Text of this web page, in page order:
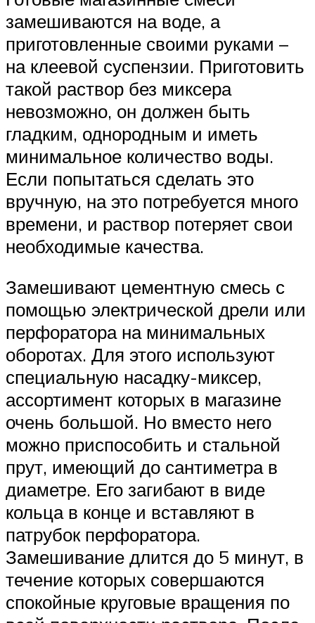
замешиваются на воде, а
приготовленные своими руками –
на клеевой суспензии. Приготовить
такой раствор без миксера
невозможно, он должен быть
гладким, однородным и иметь
минимальное количество воды.
Если попытаться сделать это
вручную, на это потребуется много
времени, и раствор потеряет свои
необходимые качества.
Замешивают цементную смесь с
помощью электрической дрели или
перфоратора на минимальных
оборотах. Для этого используют
специальную насадку-миксер,
ассортимент которых в магазине
очень большой. Но вместо него
можно приспособить и стальной
прут, имеющий до сантиметра в
диаметре. Его загибают в виде
кольца в конце и вставляют в
патрубок перфоратора.
Замешивание длится до 5 минут, в
течение которых совершаются
спокойные круговые вращения по